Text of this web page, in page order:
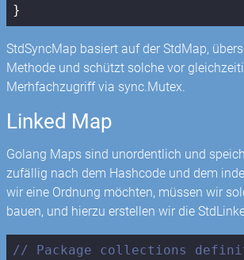
}
StdSyncMap basiert auf der StdMap,
Methode und schützt solche vor
Merhfachzugriff via sync.Mutex.
Linked Map
Golang Maps sind unordentlich und
zufällig nach dem Hashcode und dem
wir eine Ordnung möchten, müssen wir
bauen, und hierzu erstellen wir die
// Package collections